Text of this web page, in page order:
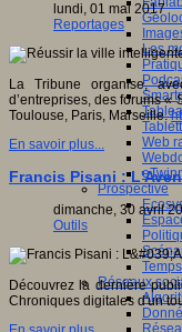
Les
Web
Prospective
Temps
Réseaux
lundi, 01 mai 2017
Reportages
La Tribune organise,
d’entreprises, des forums «
Toulouse, Paris, Marseille.
En savoir plus...
Francis Pisani :
dimanche, 30 avril
Outils
Découvrez la dernière
Chroniques digitales d'un